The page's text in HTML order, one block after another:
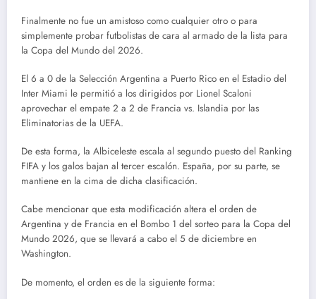
Finalmente no fue un amistoso como cualquier otro o para
simplemente probar futbolistas de cara al armado de la lista para
la Copa del Mundo del 2026.
El 6 a 0 de la Selección Argentina a Puerto Rico en el Estadio del
Inter Miami le permitió a los dirigidos por Lionel Scaloni
aprovechar el empate 2 a 2 de Francia vs. Islandia por las
Eliminatorias de la UEFA.
De esta forma, la Albiceleste escala al segundo puesto del Ranking
FIFA y los galos bajan al tercer escalón. España, por su parte, se
mantiene en la cima de dicha clasificación.
Cabe mencionar que esta modificación altera el orden de
Argentina y de Francia en el Bombo 1 del sorteo para la Copa del
Mundo 2026, que se llevará a cabo el 5 de diciembre en
Washington.
De momento, el orden es de la siguiente forma: